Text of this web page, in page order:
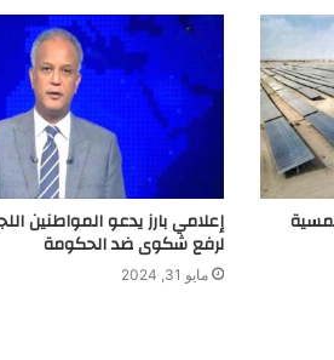
إعلامي بارز يدعو المواطنين
لرفع شكوى ضد الحكومة
مايو 31, 2024